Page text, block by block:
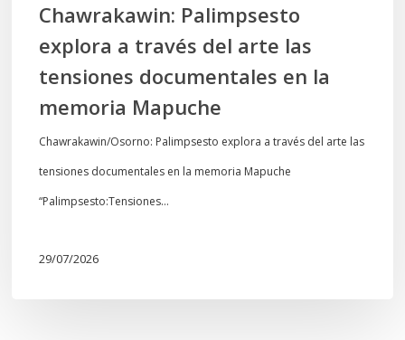
memoria
Mapuche
Chawrakawin: Palimpsesto
explora a través del arte las
tensiones documentales en la
memoria Mapuche
Chawrakawin/Osorno: Palimpsesto explora a través del arte las
tensiones documentales en la memoria Mapuche
“Palimpsesto:Tensiones…
29/07/2026